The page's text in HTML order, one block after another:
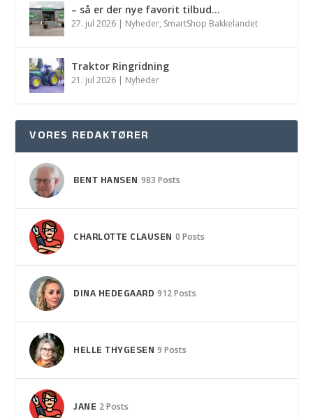
– så er der nye favorit tilbud…
27. jul 2026 | Nyheder, SmartShop Bakkelandet
Traktor Ringridning
21. jul 2026 | Nyheder
VORES REDAKTØRER
BENT HANSEN 983 Posts
CHARLOTTE CLAUSEN 0 Posts
DINA HEDEGAARD 912 Posts
HELLE THYGESEN 9 Posts
JANE 2 Posts